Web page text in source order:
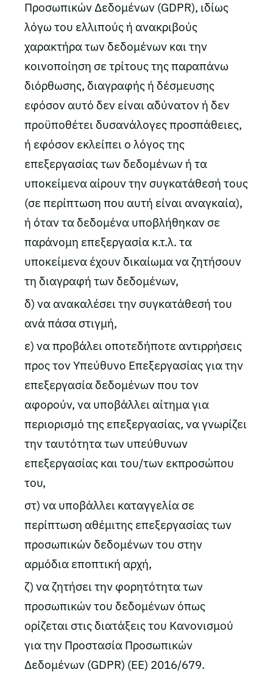
Προσωπικών Δεδομένων (GDPR), ιδίως
λόγω του ελλιπούς ή ανακριβούς
χαρακτήρα των δεδομένων και την
κοινοποίηση σε τρίτους της παραπάνω
διόρθωσης, διαγραφής ή δέσμευσης
εφόσον αυτό δεν είναι αδύνατον ή δεν
προϋποθέτει δυσανάλογες προσπάθειες,
ή εφόσον εκλείπει ο λόγος της
επεξεργασίας των δεδομένων ή τα
υποκείμενα αίρουν την συγκατάθεσή τους
(σε περίπτωση που αυτή είναι αναγκαία),
ή όταν τα δεδομένα υποβλήθηκαν σε
παράνομη επεξεργασία κ.τ.λ. τα
υποκείμενα έχουν δικαίωμα να ζητήσουν
τη διαγραφή των δεδομένων,
δ) να ανακαλέσει την συγκατάθεσή του
ανά πάσα στιγμή,
ε) να προβάλει οποτεδήποτε αντιρρήσεις
προς τον Υπεύθυνο Επεξεργασίας για την
επεξεργασία δεδομένων που τον
αφορούν, να υποβάλλει αίτημα για
περιορισμό της επεξεργασίας, να γνωρίζει
την ταυτότητα των υπεύθυνων
επεξεργασίας και του/των εκπροσώπου
του,
στ) να υποβάλλει καταγγελία σε
περίπτωση αθέμιτης επεξεργασίας των
προσωπικών δεδομένων του στην
αρμόδια εποπτική αρχή,
ζ) να ζητήσει την φορητότητα των
προσωπικών του δεδομένων όπως
ορίζεται στις διατάξεις του Κανονισμού
για την Προστασία Προσωπικών
Δεδομένων (GDPR) (ΕΕ) 2016/679.